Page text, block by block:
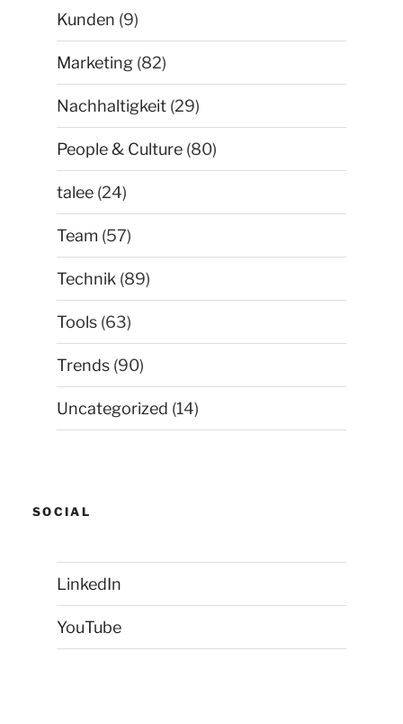
Kunden (9)
Marketing (82)
Nachhaltigkeit (29)
People & Culture (80)
talee (24)
Team (57)
Technik (89)
Tools (63)
Trends (90)
Uncategorized (14)
SOCIAL
LinkedIn
YouTube